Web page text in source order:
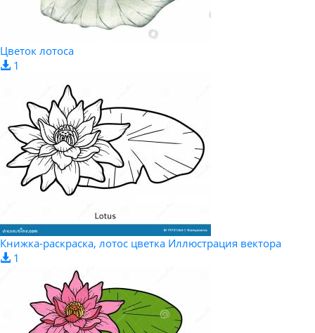
Цветок лотоса
1
Книжка-раскраска, лотос цветка Иллюстрация вектора
1